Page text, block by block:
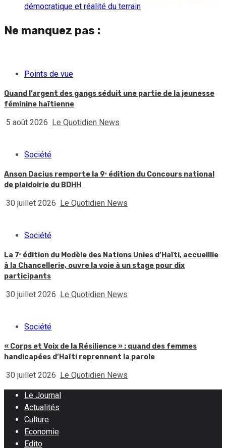
démocratique et réalité du terrain
Ne manquez pas :
Points de vue
Quand l’argent des gangs séduit une partie de la jeunesse
féminine haïtienne
5 août 2026 Le Quotidien News
Société
Anson Dacius remporte la 9ᵉ édition du Concours national
de plaidoirie du BDHH
30 juillet 2026 Le Quotidien News
Société
La 7ᵉ édition du Modèle des Nations Unies d’Haïti, accueillie
à la Chancellerie, ouvre la voie à un stage pour dix
participants
30 juillet 2026 Le Quotidien News
Société
« Corps et Voix de la Résilience » : quand des femmes
handicapées d’Haïti reprennent la parole
30 juillet 2026 Le Quotidien News
Le Journal
Actualités
Culture
Economie
Edito